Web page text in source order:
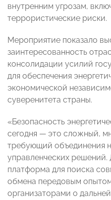
внутренним угрозам,
террористические риски.
Мероприятие показало
заинтересованность
консолидации усилий
для обеспечения
экономической
суверенитета страны.
«Безопасность
сегодня — это сложный,
требующий объединения
управленческих
платформа для поиска
обмена передовым
организаторами о